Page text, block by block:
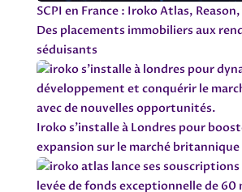
SCPI en France : Iroko Atlas,
Des placements immobiliers aux
séduisants
Iroko s’installe à Londres pour
expansion sur le marché britannique